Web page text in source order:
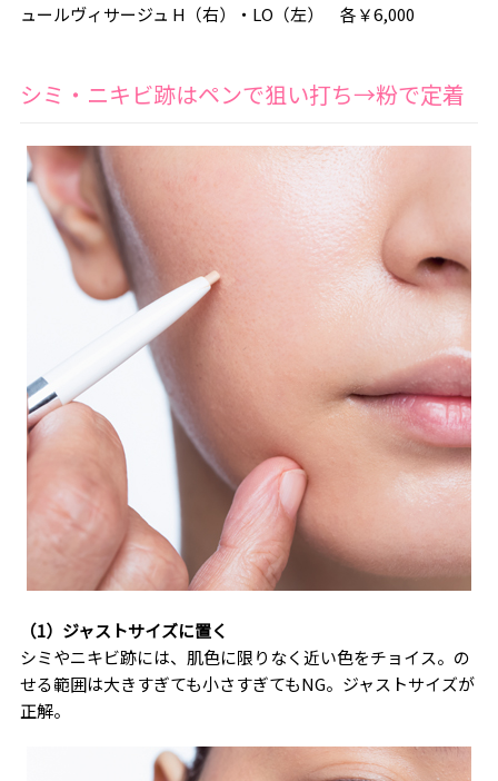
ュールヴィサージュ H（右）・LO（左） 各￥6,000
シミ・ニキビ跡はペンで狙い打ち→粉で定着
（1）ジャストサイズに置く
シミやニキビ跡には、肌色に限りなく近い色をチョイス。の
せる範囲は大きすぎても小さすぎてもNG。ジャストサイズが
正解。